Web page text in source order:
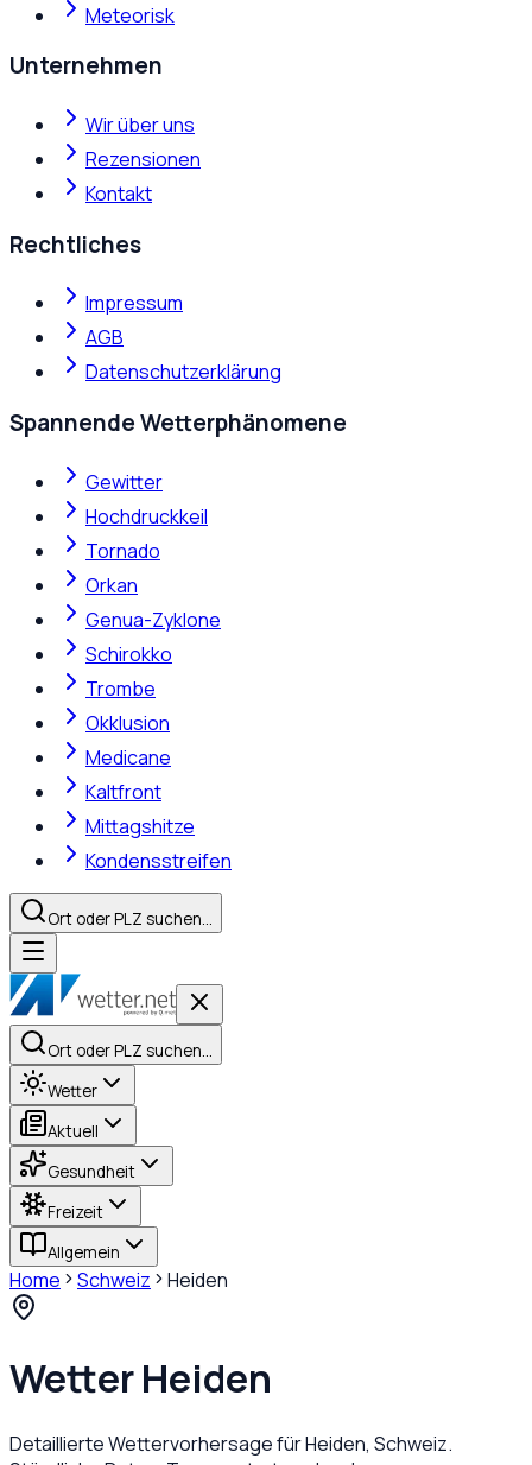
Meteorisk
Unternehmen
Wir über uns
Rezensionen
Kontakt
Rechtliches
Impressum
AGB
Datenschutzerklärung
Spannende Wetterphänomene
Gewitter
Hochdruckkeil
Tornado
Orkan
Genua-Zyklone
Schirokko
Trombe
Okklusion
Medicane
Kaltfront
Mittagshitze
Kondensstreifen
Ort oder PLZ suchen…
Ort oder PLZ suchen…
Wetter
Aktuell
Gesundheit
Freizeit
Allgemein
Home Schweiz Heiden
WetterHeiden
Detaillierte Wettervorhersage fürHeiden, Schweiz.